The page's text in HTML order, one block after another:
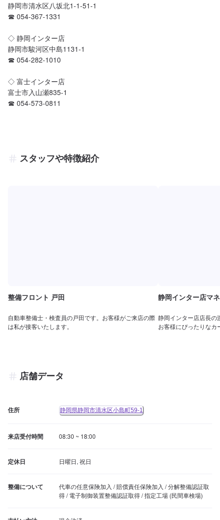
静岡市清水区八坂北1-1-51-1
☎︎ 054-367-1331
◇ 静岡インター店
静岡市駿河区中島1131-1
☎︎ 054-282-1010
◇ 富士インター店
富士市入山瀬835-1
☎︎ 054-573-0811
スタッフや特徴紹介
整備フロント 戸田
自動車整備士・検査員の戸田です。お客様がご来店の際
は私が接客いたします。
静岡インター店マ
静岡インター店店長の
お客様にぴったりなカ
店舗データ
住所 静岡県静岡市清水区小島町59-1
来店受付時間 08:30 ~ 18:00
定休日 日曜日, 祝日
整備について
代車の任意保険加入 / 賠償責任保険加入 / 分解整備認証取
得 / 電子制御装置整備認証取得 / 指定工場 (民間車検場)